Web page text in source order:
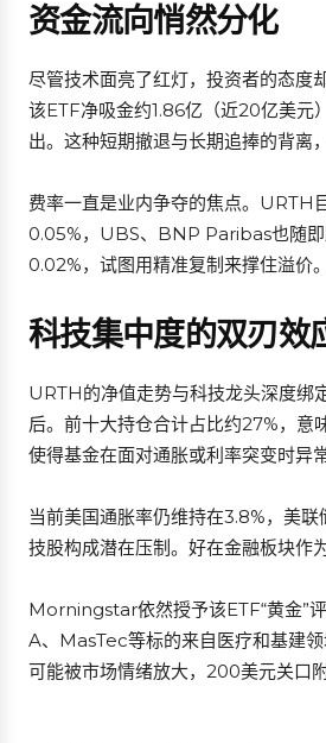
资金流向悄然分化
尽管技术面亮了红灯，投资者的态度
该ETF净吸金约1.86亿（近20亿美元
出。这种短期撤退与长期追捧的背离
费率一直是业内争夺的焦点。
0.05%，UBS、BNP Paribas也随
0.02%，试图用精准复制来撑住溢价
科技集中度的双刃效
URTH的净值走势与科技龙头深度绑
后。前十大持仓合计占比约27%，意
使得基金在面对通胀或利率突变时异
当前美国通胀率仍维持在3.8%，美
技股构成潜在压制。好在金融板块作
Morningstar依然授予该ETF“黄金”
A、MasTec等标的来自医疗和基建
可能被市场情绪放大，200美元关口